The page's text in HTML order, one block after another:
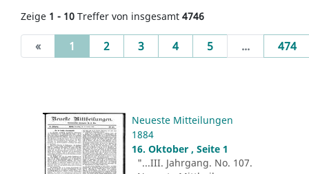
Zeige 1 - 10 Treffer von insgesamt 4746
« 1 (current)
2 3 4 5 ... 474
Neueste Mitteilungen
1884
16. Oktober , Seite 1
"...III. Jahrgang. No. 107.